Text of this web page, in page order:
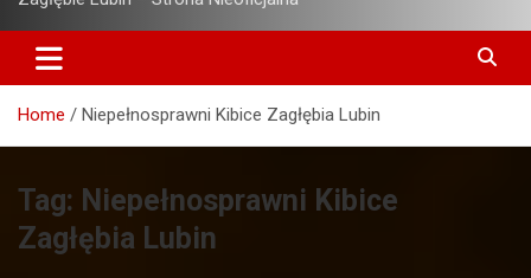
Home Niepełnosprawni Kibice Zagłębia Lubin
Tag: Niepełnosprawni Kibice
Zagłębia Lubin